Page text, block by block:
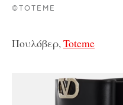
©TOTEME
Πουλόβερ,Toteme